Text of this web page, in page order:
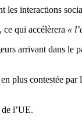
interactions
, ce qui accélèrera «
arrivant dans
contestée
l’UE.